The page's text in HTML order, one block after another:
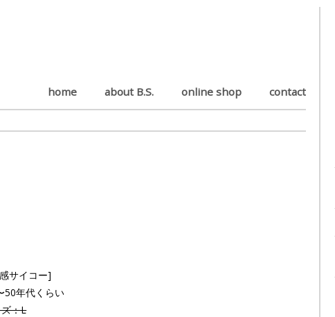
home about B.S. online shop contact
サイコー]
50年代くらい
：L